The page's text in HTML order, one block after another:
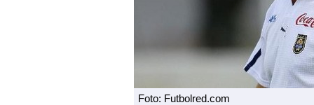
Foto: Futbolred.com